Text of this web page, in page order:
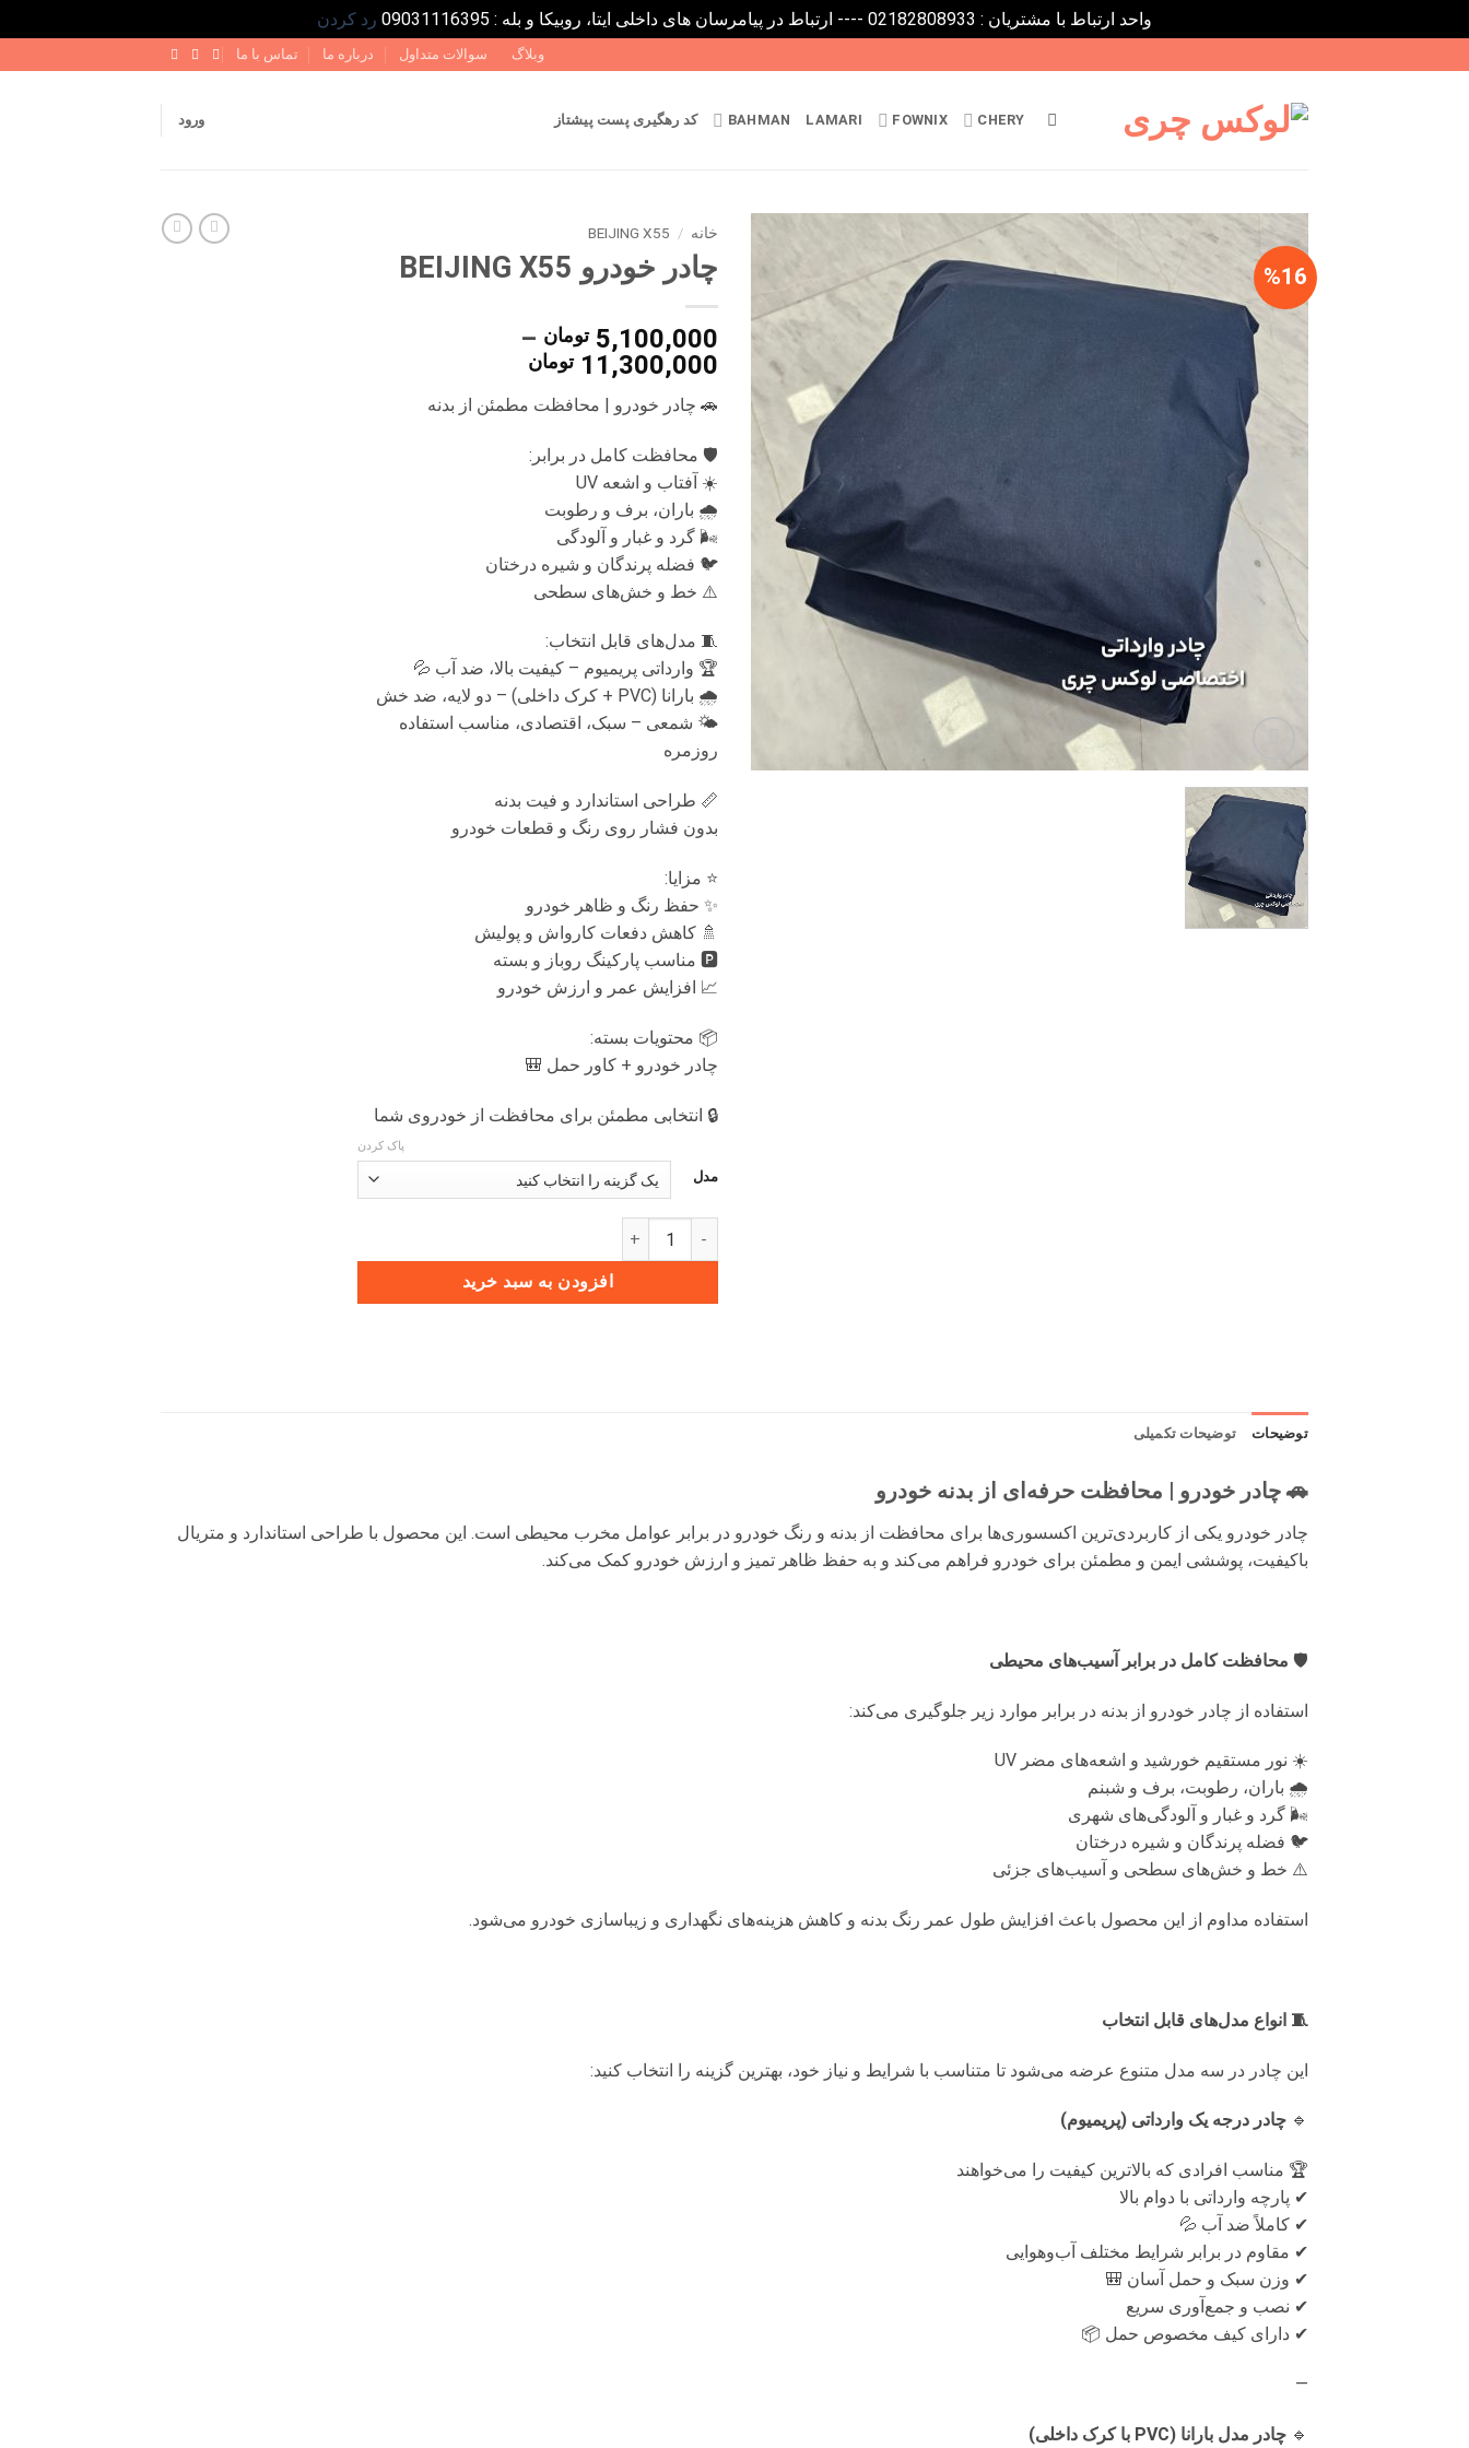
واحد ارتباط با مشتریان : 02182808933 ---- ارتباط در پیامرسان های داخلی ایتا، روبیکا و بله : 09031116395
رد کردن
to
وبلاگ سوالات متداول درباره ما تماس با ما
CHERY
FOWNIX
LAMARI
BAHMAN کد رهگیری پست پیشتاز ورود
%16
خانه /
BEIJING X55
چادر خودرو BEIJING X55
5,100,000 تومان –
11,300,000 تومان
قیمت:
🚗 چادر خودرو | محافظت مطمئن از بدنه
🛡 محافظت کامل در برابر:
☀️ آفتاب و اشعه UV
🌧 باران، برف و رطوبت
🌬 گرد و غبار و آلودگی
🐦 فضله پرندگان و شیره درختان
⚠️ خط و خش‌های سطحی
🧵 مدل‌های قابل انتخاب:
🏆 وارداتی پریمیوم – کیفیت بالا، ضد آب 💦
🌧 بارانا (PVC + کرک داخلی) – دو لایه، ضد خش
🌤 شمعی – سبک، اقتصادی، مناسب استفاده
روزمره
📏 طراحی استاندارد و فیت بدنه
بدون فشار روی رنگ و قطعات خودرو
⭐ مزایا:
✨ حفظ رنگ و ظاهر خودرو
🚿 کاهش دفعات کارواش و پولیش
🅿️ مناسب پارکینگ روباز و بسته
📈 افزایش عمر و ارزش خودرو
📦 محتویات بسته:
چادر خودرو + کاور حمل 🎒
🔒 انتخابی مطمئن برای محافظت از خودروی شما
مدل
پاک کردن
چادر خودرو BEIJING X55 عدد
افزودن به سبد خرید
توضیحات توضیحات تکمیلی
🚗 چادر خودرو | محافظت حرفه‌ای از بدنه خودرو
چادر خودرو یکی از کاربردی‌ترین اکسسوری‌ها برای محافظت از بدنه و رنگ خودرو در برابر عوامل مخرب محیطی است. این محصول با طراحی استاندارد و متریال
باکیفیت، پوششی ایمن و مطمئن برای خودرو فراهم می‌کند و به حفظ ظاهر تمیز و ارزش خودرو کمک می‌کند.
🛡 محافظت کامل در برابر آسیب‌های محیطی
استفاده از چادر خودرو از بدنه در برابر موارد زیر جلوگیری می‌کند:
☀️ نور مستقیم خورشید و اشعه‌های مضر UV
🌧 باران، رطوبت، برف و شبنم
🌬 گرد و غبار و آلودگی‌های شهری
🐦 فضله پرندگان و شیره درختان
⚠️ خط و خش‌های سطحی و آسیب‌های جزئی
استفاده مداوم از این محصول باعث افزایش طول عمر رنگ بدنه و کاهش هزینه‌های نگهداری و زیباسازی خودرو می‌شود.
🧵 انواع مدل‌های قابل انتخاب
این چادر در سه مدل متنوع عرضه می‌شود تا متناسب با شرایط و نیاز خود، بهترین گزینه را انتخاب کنید:
🔹 چادر درجه یک وارداتی (پریمیوم)
🏆 مناسب افرادی که بالاترین کیفیت را می‌خواهند
✔ پارچه وارداتی با دوام بالا
✔ کاملاً ضد آب 💦
✔ مقاوم در برابر شرایط مختلف آب‌وهوایی
✔ وزن سبک و حمل آسان 🎒
✔ نصب و جمع‌آوری سریع
✔ دارای کیف مخصوص حمل 📦
—
🔹 چادر مدل بارانا (PVC با کرک داخلی)